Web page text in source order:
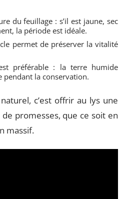
du feuillage : s’il est jaune, sec
la période est idéale.
permet de préserver la vitalité
préférable : la terre humide
la conservation.
c’est offrir au lys une
promesses, que ce soit en
massif.